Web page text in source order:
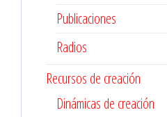
Publicaciones
Radios
Recursos de creación
Dinámicas de creación